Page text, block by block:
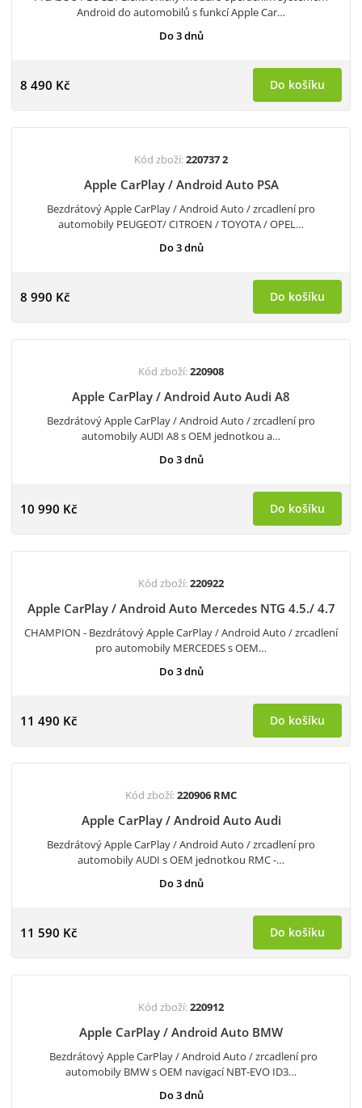
Android do automobilů s funkcí Apple Car…
Do 3 dnů
8 490 Kč Do košíku
Kód zboží:220737 2
Apple CarPlay / Android Auto PSA
Bezdrátový Apple CarPlay / Android Auto / zrcadlení pro
automobily PEUGEOT/ CITROEN / TOYOTA / OPEL…
Do 3 dnů
8 990 Kč Do košíku
Kód zboží:220908
Apple CarPlay / Android Auto Audi A8
Bezdrátový Apple CarPlay / Android Auto / zrcadlení pro
automobily AUDI A8 s OEM jednotkou a…
Do 3 dnů
10 990 Kč Do košíku
Kód zboží:220922
Apple CarPlay / Android Auto Mercedes NTG 4.5./ 4.7
CHAMPION - Bezdrátový Apple CarPlay / Android Auto / zrcadlení
pro automobily MERCEDES s OEM…
Do 3 dnů
11 490 Kč Do košíku
Kód zboží:220906 RMC
Apple CarPlay / Android Auto Audi
Bezdrátový Apple CarPlay / Android Auto / zrcadlení pro
automobily AUDI s OEM jednotkou RMC -…
Do 3 dnů
11 590 Kč Do košíku
Kód zboží:220912
Apple CarPlay / Android Auto BMW
Bezdrátový Apple CarPlay / Android Auto / zrcadlení pro
automobily BMW s OEM navigací NBT-EVO ID3…
Do 3 dnů